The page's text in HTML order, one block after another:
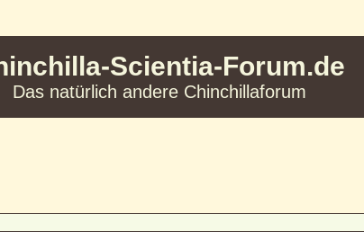
Scientia-Forum.de
Das natürlich andere Chinchillaforum